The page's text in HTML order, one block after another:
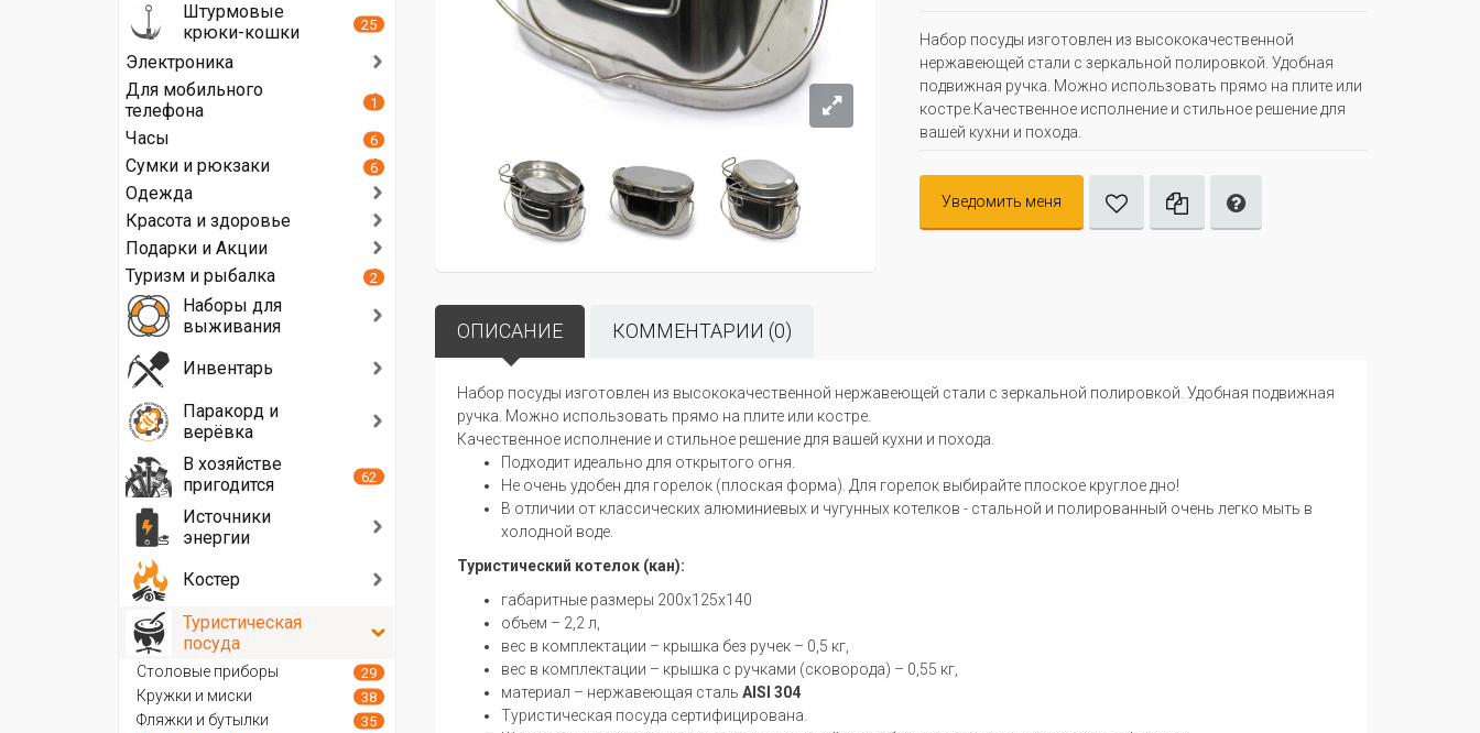
Набор посуды изготовлен из высококачественной
нержавеющей стали с зеркальной полировкой. Удобная
подвижная ручка. Можно использовать прямо на плите или
костре.Качественное исполнение и стильное решение для
вашей кухни и похода.
Уведомить меня
ОПИСАНИЕ КОММЕНТАРИИ (0)
Набор посуды изготовлен из высококачественной нержавеющей стали с зеркальной полировкой. Удобная подвижная
ручка. Можно использовать прямо на плите или костре.
Качественное исполнение и стильное решение для вашей кухни и похода.
Подходит идеально для открытого огня.
Не очень удобен для горелок (плоская форма). Для горелок выбирайте плоское круглое дно!
В отличии от классических алюминиевых и чугунных котелков - стальной и полированный очень легко мыть в
холодной воде.
Туристический котелок (кан):
габаритные размеры 200х125х140
объем – 2,2 л,
вес в комплектации – крышка без ручек – 0,5 кг,
вес в комплектации – крышка с ручками (сковорода) – 0,55 кг,
материал – нержавеющая сталь AISI 304
Туристическая посуда сертифицирована.
Штурмовые
крюки-кошки
25
Электроника
Для мобильного
телефона
1
Часы 6
Сумки и рюкзаки 6
Одежда
Красота и здоровье
Подарки и Акции
Туризм и рыбалка
2
Наборы для
выживания
Инвентарь
Паракорд и
верёвка
В хозяйстве
пригодится
62
Источники
энергии
Костер
Туристическая
посуда
Столовые приборы 29
Кружки и миски 38
Фляжки и бутылки 35